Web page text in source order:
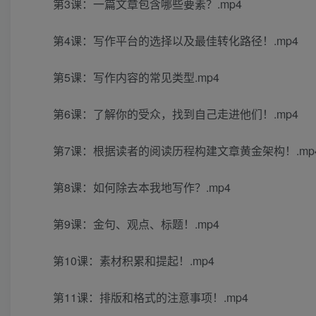
第3课：一篇文章包含哪些要素？.mp4
第4课：写作平台的选择以及最佳转化路径！.mp4
第5课：写作内容的常见类型.mp4
第6课：了解你的受众，找到自己走进他们！.mp4
第7课：根据读者的阅读历程构建文章黄金架构！
第8课：如何除去本我地写作？.mp4
第9课：金句、观点、标题！.mp4
第10课：素材积累和提起！.mp4
第11课：排版和格式的注意事项！.mp4